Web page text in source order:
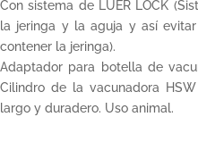
Con sistema de LUER LOCK
la jeringa y la aguja y así
contener la jeringa).
Adaptador para botella de
Cilindro de la vacunadora
largo y duradero. Uso animal.